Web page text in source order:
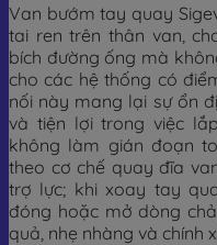
Van bướm tay quay
tai ren trên thân van,
bích đường ống mà
cho các hệ thống có
nối này mang lại sự ổn
và tiện lợi trong việc
không làm gián đoạn
theo cơ chế quay đĩa
trợ lực; khi xoay tay
đóng hoặc mở dòng
quả, nhẹ nhàng và chính